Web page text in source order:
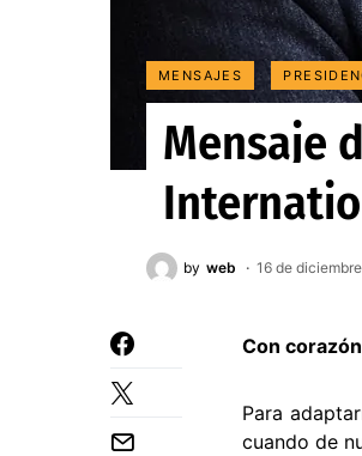
MENSAJES
Mensaje
by web 16 de
Con
Para
cuando de